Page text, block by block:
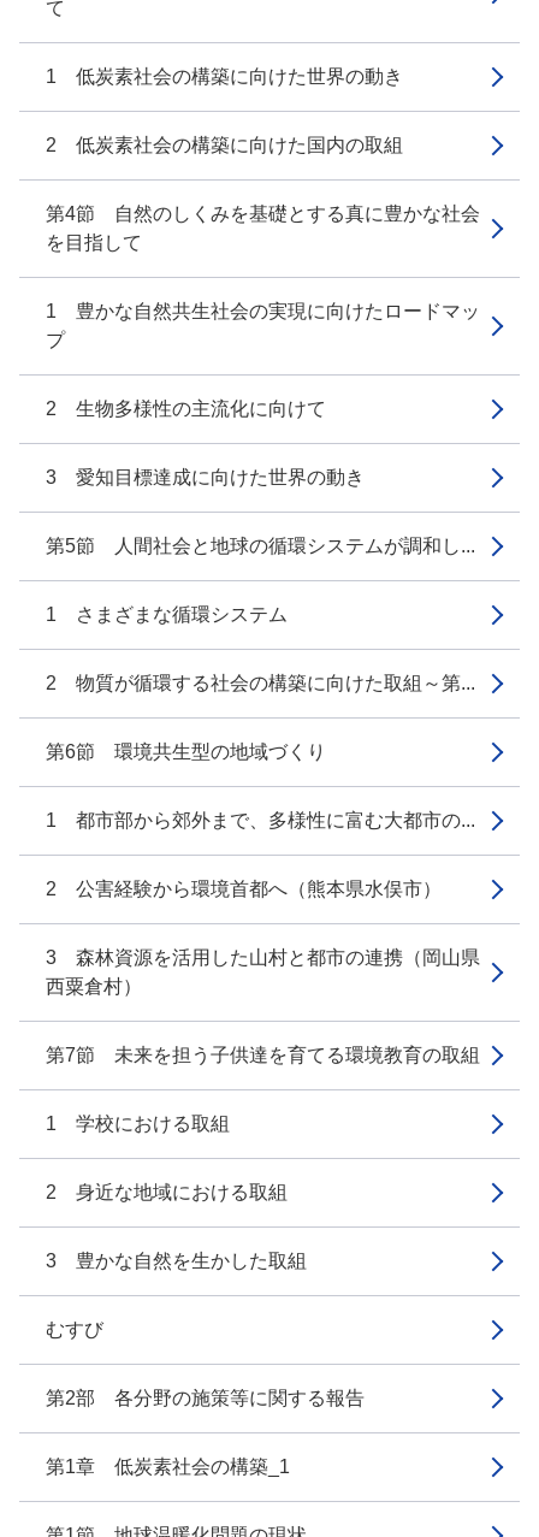
て
1 低炭素社会の構築に向けた世界の動き
2 低炭素社会の構築に向けた国内の取組
第4節 自然のしくみを基礎とする真に豊かな社会
を目指して
1 豊かな自然共生社会の実現に向けたロードマッ
プ
2 生物多様性の主流化に向けて
3 愛知目標達成に向けた世界の動き
第5節 人間社会と地球の循環システムが調和し...
1 さまざまな循環システム
2 物質が循環する社会の構築に向けた取組～第...
第6節 環境共生型の地域づくり
1 都市部から郊外まで、多様性に富む大都市の...
2 公害経験から環境首都へ（熊本県水俣市）
3 森林資源を活用した山村と都市の連携（岡山県
西粟倉村）
第7節 未来を担う子供達を育てる環境教育の取組
1 学校における取組
2 身近な地域における取組
3 豊かな自然を生かした取組
むすび
第2部 各分野の施策等に関する報告
第1章 低炭素社会の構築_1